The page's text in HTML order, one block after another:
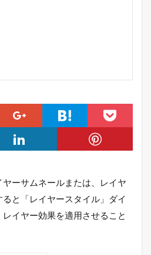
ーサムネールまたは、レイヤ
と「レイヤースタイル」ダイ
イヤー効果を適用させること